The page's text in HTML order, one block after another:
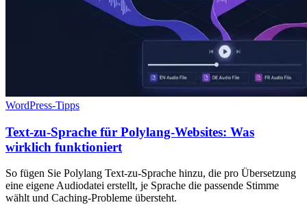
WordPress-Tipps
Text-zu-Sprache für Polylang-Websites: Was
wirklich funktioniert
So fügen Sie Polylang Text-zu-Sprache hinzu, die pro Übersetzung
eine eigene Audiodatei erstellt, je Sprache die passende Stimme
wählt und Caching-Probleme übersteht.